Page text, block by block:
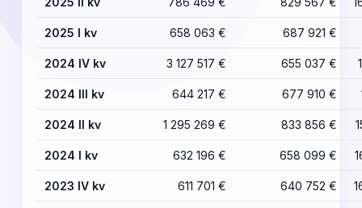
2025 I kv 658 063 € 687 921 €
2024 IV kv 3 127 517 € 655 037 €
2024 III kv 644 217 € 677 910 €
2024 II kv 1 295 269 € 833 856 €
2024 I kv 632 196 € 658 099 €
2023 IV kv 611 701 € 640 752 €